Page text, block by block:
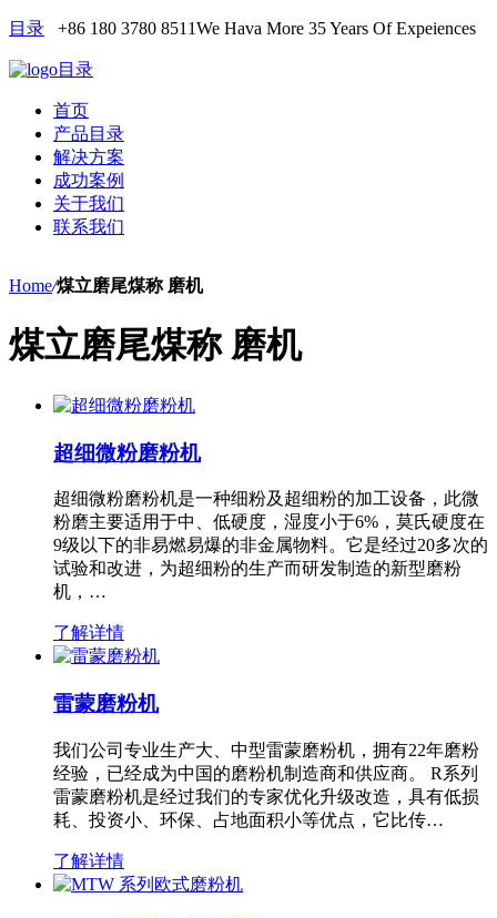
目录 +86 180 3780 8511We Hava More 35 Years Of Expeiences
目录
首页
产品目录
解决方案
成功案例
关于我们
联系我们
Home/煤立磨尾煤称 磨机
煤立磨尾煤称 磨机
超细微粉磨粉机
超细微粉磨粉机是一种细粉及超细粉的加工设备，此微
粉磨主要适用于中、低硬度，湿度小于6%，莫氏硬度在
9级以下的非易燃易爆的非金属物料。它是经过20多次的
试验和改进，为超细粉的生产而研发制造的新型磨粉
机，…
了解详情
雷蒙磨粉机
我们公司专业生产大、中型雷蒙磨粉机，拥有22年磨粉
经验，已经成为中国的磨粉机制造商和供应商。 R系列
雷蒙磨粉机是经过我们的专家优化升级改造，具有低损
耗、投资小、环保、占地面积小等优点，它比传…
了解详情